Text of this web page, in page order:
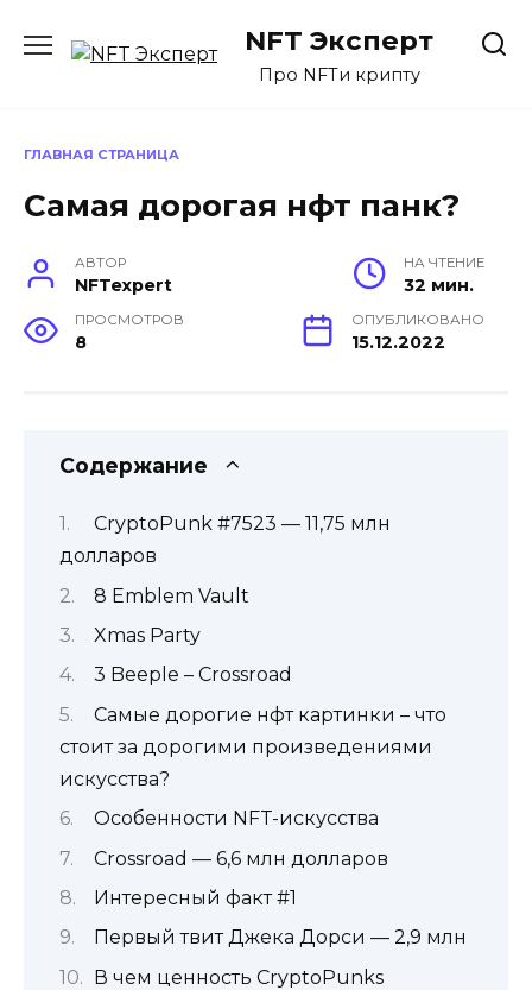
содержанию
NFT Эксперт
Про NFTи крипту
ГЛАВНАЯ СТРАНИЦА
Самая дорогая нфт панк?
АВТОР
NFTexpert
НА ЧТЕНИЕ
32 мин.
ПРОСМОТРОВ
8
ОПУБЛИКОВАНО
15.12.2022
Содержание
CryptoPunk #7523 — 11,75 млн
долларов
8 Emblem Vault
Xmas Party
3 Beeple – Crossroad
Самые дорогие нфт картинки – что
стоит за дорогими произведениями
искусства?
Особенности NFT-искусства
Crossroad — 6,6 млн долларов
Интересный факт #1
Первый твит Джека Дорси — 2,9 млн
В чем ценность CryptoPunks